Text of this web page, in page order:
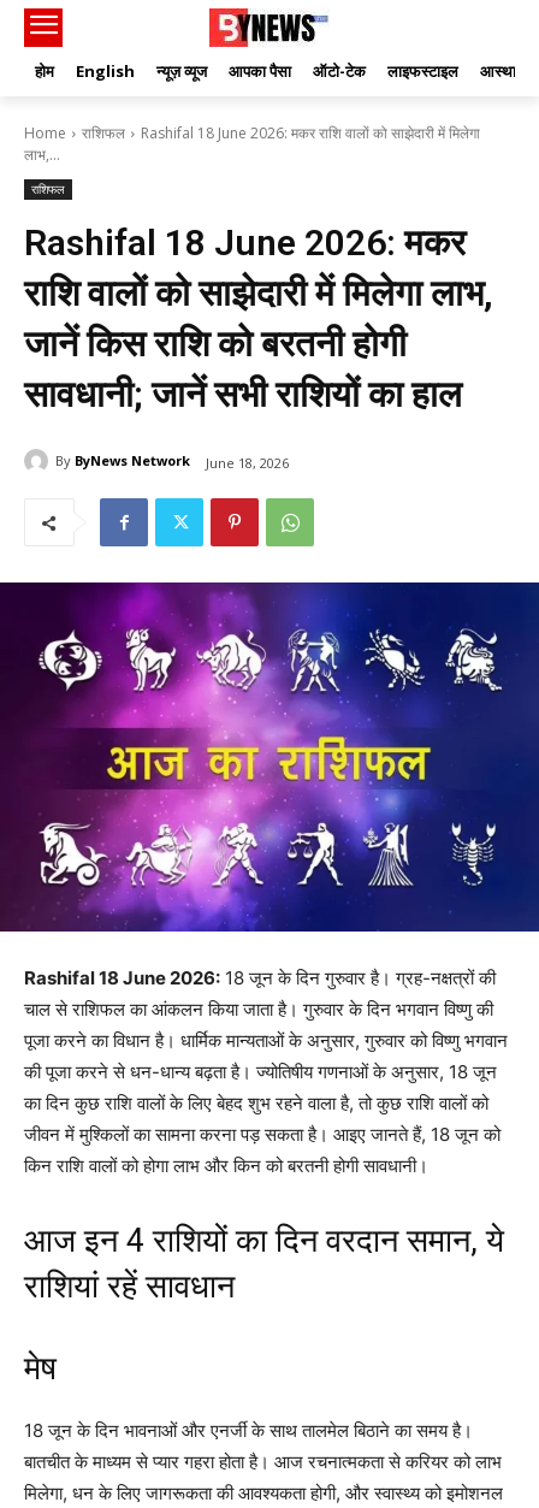
होम English न्यूज़ व्यूज आपका पैसा ऑटो-टेक लाइफस्टाइल आस्था
Home राशिफल
Rashifal 18 June 2026: मकर राशि वालों को साझेदारी में मिलेगा
लाभ,...
राशिफल
Rashifal 18 June 2026: मकर
राशि वालों को साझेदारी में मिलेगा लाभ,
जानें किस राशि को बरतनी होगी
सावधानी; जानें सभी राशियों का हाल
By ByNews Network June 18, 2026
Rashifal 18 June 2026: 18 जून के दिन गुरुवार है। ग्रह-नक्षत्रों की
चाल से राशिफल का आंकलन किया जाता है। गुरुवार के दिन भगवान विष्णु की
पूजा करने का विधान है। धार्मिक मान्यताओं के अनुसार, गुरुवार को विष्णु भगवान
की पूजा करने से धन-धान्य बढ़ता है। ज्योतिषीय गणनाओं के अनुसार, 18 जून
का दिन कुछ राशि वालों के लिए बेहद शुभ रहने वाला है, तो कुछ राशि वालों को
जीवन में मुश्किलों का सामना करना पड़ सकता है। आइए जानते हैं, 18 जून को
किन राशि वालों को होगा लाभ और किन को बरतनी होगी सावधानी।
आज इन 4 राशियों का दिन वरदान समान, ये
राशियां रहें सावधान
मेष
18 जून के दिन भावनाओं और एनर्जी के साथ तालमेल बिठाने का समय है।
बातचीत के माध्यम से प्यार गहरा होता है। आज रचनात्मकता से करियर को लाभ
मिलेगा, धन के लिए जागरूकता की आवश्यकता होगी, और स्वास्थ्य को इमोशनल